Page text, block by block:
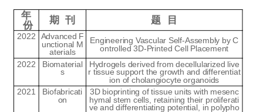
年
份
期 刊 题 目
2022
Advanced F
unctional M
aterials
Engineering Vascular Self-Assembly by C
ontrolled 3D-Printed Cell Placement
2022
Biomaterial
s
Hydrogels derived from decellularized live
r tissue support the growth and differentiat
ion of cholangiocyte organoids
2021
Biofabricati
on
3D bioprinting of tissue units with mesenc
hymal stem cells, retaining their proliferati
ve and differentiating potential, in polypho